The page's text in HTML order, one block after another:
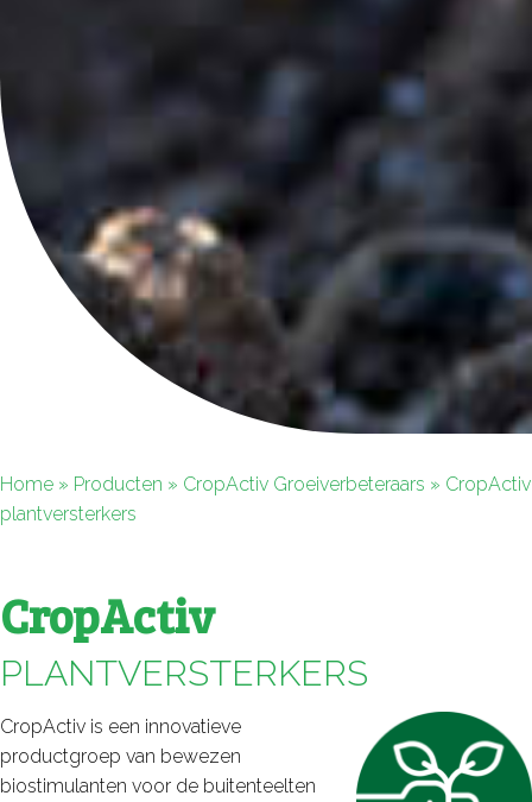
Home » Producten » CropActiv Groeiverbeteraars » CropActiv
plantversterkers
CropActiv
PLANTVERSTERKERS
CropActiv is een innovatieve
productgroep van bewezen
biostimulanten voor de buitenteelten